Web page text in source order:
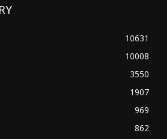
10631
10008
3550
1907
969
862